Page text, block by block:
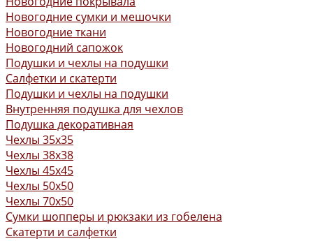
Новогодние сумки и мешочки
Новогодние ткани
Новогодний сапожок
Подушки и чехлы на подушки
Салфетки и скатерти
Подушки и чехлы на подушки
Внутренняя подушка для чехлов
Подушка декоративная
Чехлы 35x35
Чехлы 38х38
Чехлы 45x45
Чехлы 50x50
Чехлы 70x50
Сумки шопперы и рюкзаки из гобелена
Скатерти и салфетки